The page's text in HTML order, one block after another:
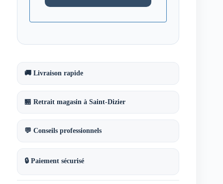
🚚 Livraison rapide
🏪 Retrait magasin à Saint-Dizier
💬 Conseils professionnels
🔒 Paiement sécurisé